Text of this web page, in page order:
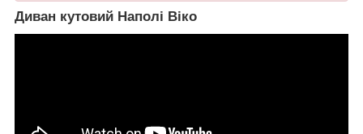
Диван кутовий Наполі Віко